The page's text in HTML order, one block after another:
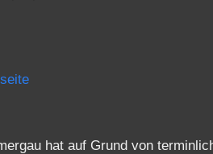
hat auf Grund von